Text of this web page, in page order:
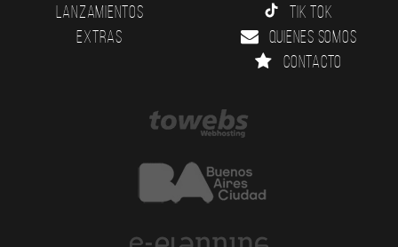
Lanzamientos
Extras
Tik Tok
Quienes somos
Contacto